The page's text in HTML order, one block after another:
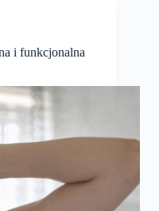
i funkcjonalna